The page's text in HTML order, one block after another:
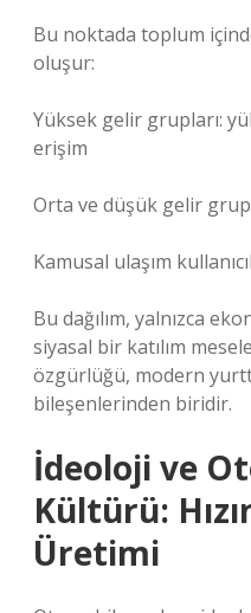
Bu noktada toplum
oluşur:
Yüksek gelir grupları:
erişim
Orta ve düşük gelir
Kamusal ulaşım
Bu dağılım, yalnızca
siyasal bir katılım
özgürlüğü, modern
bileşenlerinden biridir.
İdeoloji ve
Kültürü:
Üretimi